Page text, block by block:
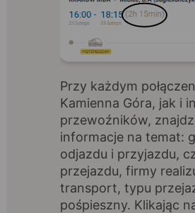
Przy każdym
Kamienna Góra, jak i
przewoźników,
informacje na temat:
odjazdu i przyjazdu,
przejazdu, firmy
transport, typu
pośpieszny. Klikając